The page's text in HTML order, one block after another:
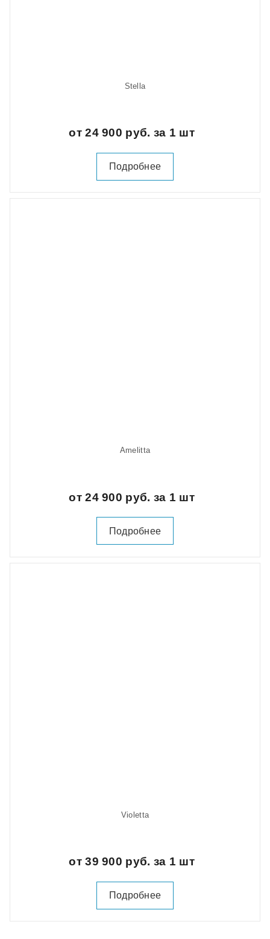
Stella
от 24 900 руб. за 1 шт
Подробнее
Amelitta
от 24 900 руб. за 1 шт
Подробнее
Violetta
от 39 900 руб. за 1 шт
Подробнее